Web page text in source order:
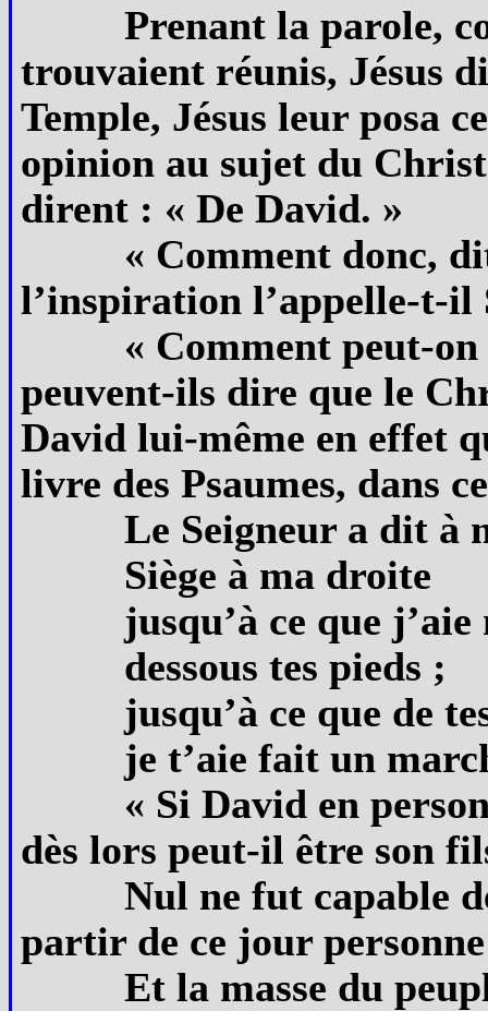
Prenant la parole,
trouvaient réunis, Jésus
Temple, Jésus leur posa
opinion au sujet du
dirent : « De David. »
« Comment donc,
l’inspiration l’appelle-t-il
« Comment peut-
peuvent-ils dire que le
David lui-même en effet
livre des Psaumes, dans
Le Seigneur a dit à
Siège à ma droite
jusqu’à ce que
dessous tes pieds ;
jusqu’à ce que de
je t’aie fait un
« Si David en
dès lors peut-il être son
Nul ne fut capable
partir de ce jour
Et la masse du